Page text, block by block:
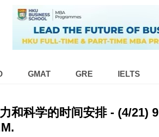
GMAT GRE IELTS
和科学的时间安排 - (4/21) 9